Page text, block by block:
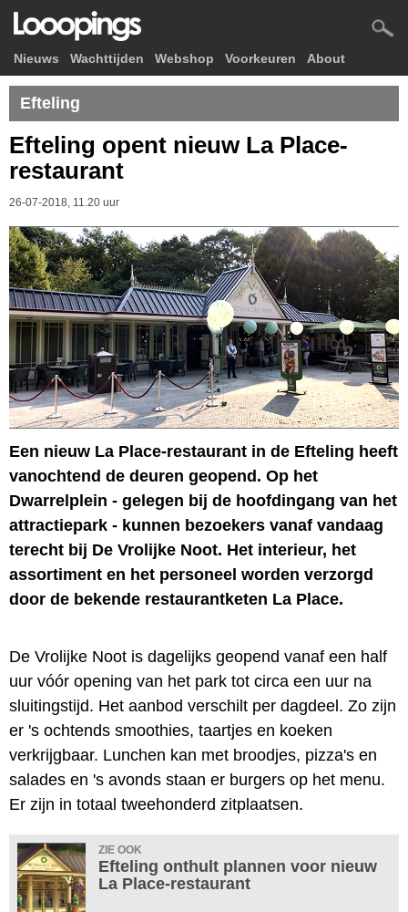
Nieuws Wachttijden Webshop Voorkeuren About
Efteling
Efteling opent nieuw La Place-
restaurant
26-07-2018, 11.20 uur
Een nieuw La Place-restaurant in de Efteling heeft
vanochtend de deuren geopend. Op het
Dwarrelplein - gelegen bij de hoofdingang van het
attractiepark - kunnen bezoekers vanaf vandaag
terecht bij De Vrolijke Noot. Het interieur, het
assortiment en het personeel worden verzorgd
door de bekende restaurantketen La Place.
De Vrolijke Noot is dagelijks geopend vanaf een half
uur vóór opening van het park tot circa een uur na
sluitingstijd. Het aanbod verschilt per dagdeel. Zo zijn
er 's ochtends smoothies, taartjes en koeken
verkrijgbaar. Lunchen kan met broodjes, pizza's en
salades en 's avonds staan er burgers op het menu.
Er zijn in totaal tweehonderd zitplaatsen.
ZIE OOK
Efteling onthult plannen voor nieuw
La Place-restaurant